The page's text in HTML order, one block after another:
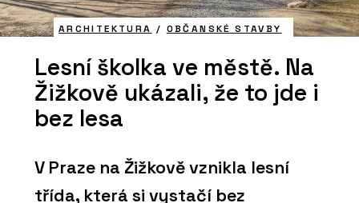
ARCHITEKTURA / OBČANSKÉ STAVBY
Lesní školka ve městě. Na
Žižkově ukázali, že to jde i
bez lesa
V Praze na Žižkově vznikla lesní
třída, která si vystačí bez